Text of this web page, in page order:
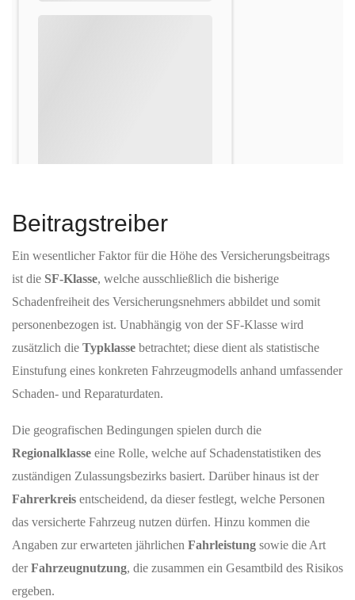
Beitragstreiber
Ein wesentlicher Faktor für die Höhe des Versicherungsbeitrags
ist die SF-Klasse, welche ausschließlich die bisherige
Schadenfreiheit des Versicherungsnehmers abbildet und somit
personenbezogen ist. Unabhängig von der SF-Klasse wird
zusätzlich die Typklasse betrachtet; diese dient als statistische
Einstufung eines konkreten Fahrzeugmodells anhand umfassender
Schaden- und Reparaturdaten.
Die geografischen Bedingungen spielen durch die
Regionalklasse eine Rolle, welche auf Schadenstatistiken des
zuständigen Zulassungsbezirks basiert. Darüber hinaus ist der
Fahrerkreis entscheidend, da dieser festlegt, welche Personen
das versicherte Fahrzeug nutzen dürfen. Hinzu kommen die
Angaben zur erwarteten jährlichen Fahrleistung sowie die Art
derFahrzeugnutzung, die zusammen ein Gesamtbild des Risikos
ergeben.